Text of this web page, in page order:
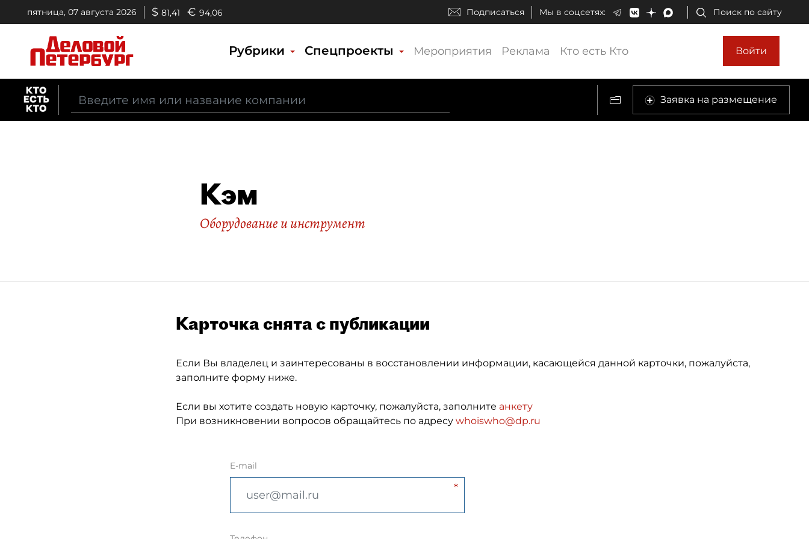
пятница, 07 августа 2026 $ 81,41 € 94,06 Подписаться Мы в соцсетях: Поиск по сайту
Рубрики Спецпроекты Мероприятия Реклама Кто есть Кто Войти
Заявка на размещение
Кэм
Оборудование и инструмент
Карточка снята с публикации
Если Вы владелец и заинтересованы в восстановлении информации, касающейся данной карточки, пожалуйста,
заполните форму ниже.
Если вы хотите создать новую карточку, пожалуйста, заполните анкету
При возникновении вопросов обращайтесь по адресу whoiswho@dp.ru
E-mail